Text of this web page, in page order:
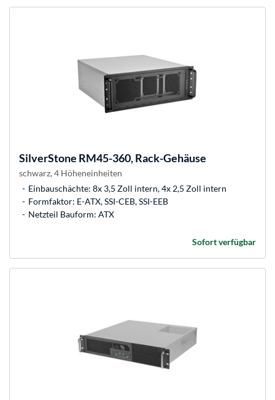
SilverStone RM45-360, Rack-Gehäuse
schwarz, 4 Höheneinheiten
Einbauschächte: 8x 3,5 Zoll intern, 4x 2,5 Zoll intern
Formfaktor: E-ATX, SSI-CEB, SSI-EEB
Netzteil Bauform: ATX
Sofort verfügbar